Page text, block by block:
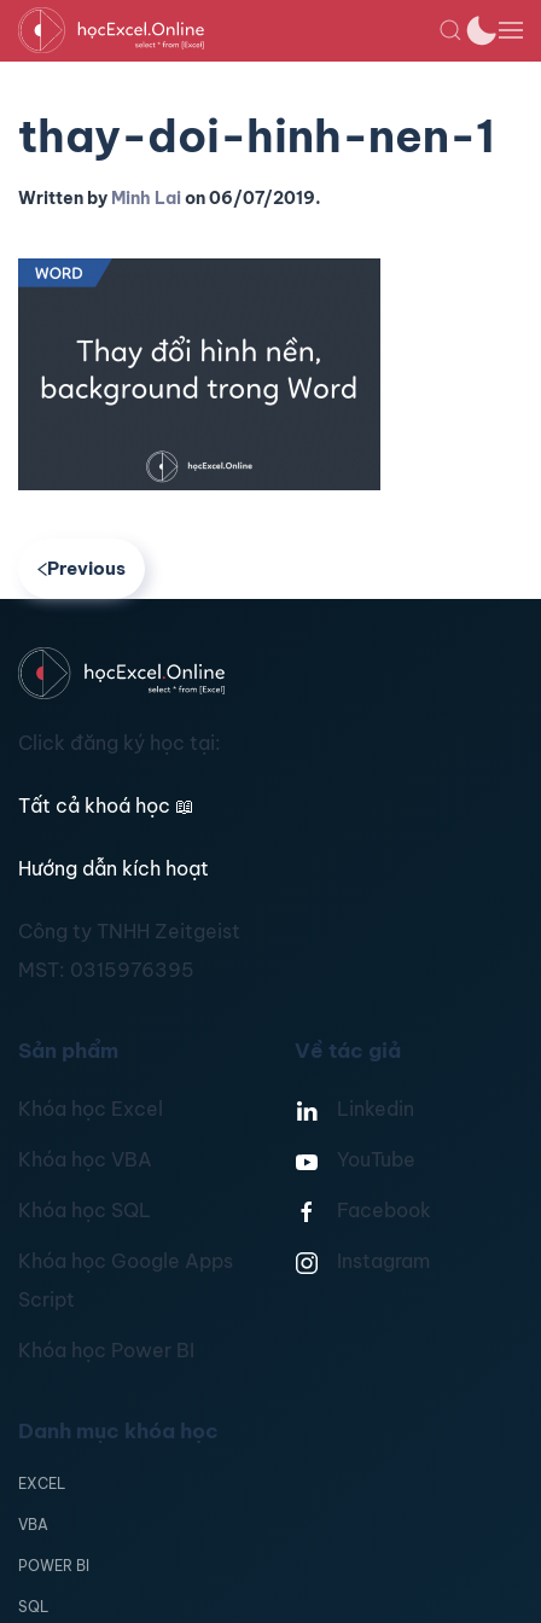
thay-doi-hinh-nen-1
Written by Minh Laion06/07/2019.
Previous
Click đăng ký học tại:
Tất cả khoá học 📖
Hướng dẫn kích hoạt
Công ty TNHH Zeitgeist
MST: 0315976395
Sản phẩm
Khóa học Excel
Khóa học VBA
Khóa học SQL
Khóa học Google Apps
Script
Khóa học Power BI
Về tác giả
Linkedin
YouTube
Facebook
Instagram
Danh mục khóa học
EXCEL
VBA
POWER BI
SQL